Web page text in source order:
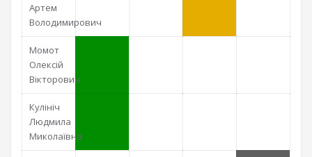
Артем
Володимирович
Момот
Олексій
Вікторович
Кулініч
Людмила
Миколаївна